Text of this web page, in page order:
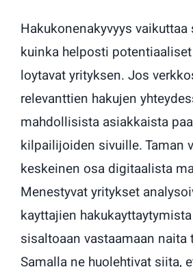
Hakukonenakyvyys vaikuttaa
kuinka helposti
loytavat yrityksen. Jos
relevanttien hakujen
mahdollisista asiakkaista
kilpailijoiden sivuille. Taman
keskeinen osa digitaalista
Menestyvat yritykset
kayttajien
sisaltoaan vastaamaan naita
Samalla ne huolehtivat siita,